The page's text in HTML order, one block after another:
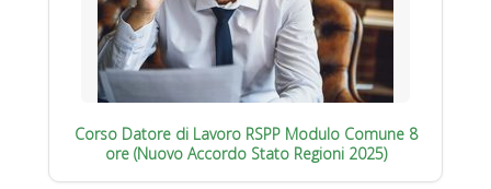
Corso Datore di Lavoro RSPP Modulo Comune 8
ore (Nuovo Accordo Stato Regioni 2025)